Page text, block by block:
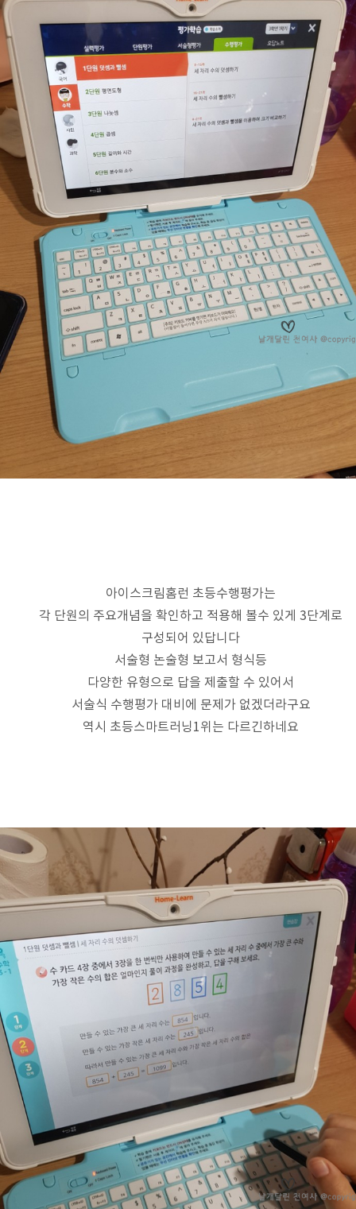
아이스크림홈런 초등수행평가는
각 단원의 주요개념을 확인하고 적용해 볼수 있게 3단계로
구성되어 있답니다
서술형 논술형 보고서 형식등
다양한 유형으로 답을 제출할 수 있어서
서술식 수행평가 대비에 문제가 없겠더라구요
역시 초등스마트러닝1위는 다르긴하네요